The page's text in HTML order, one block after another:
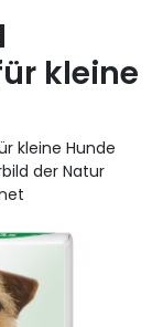
kleine
kleine Hunde
der Natur